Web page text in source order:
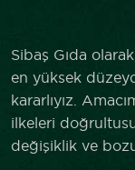
Sibaş Gıda
en yüksek
kararlıyız.
ilkeleri
değişiklik ve